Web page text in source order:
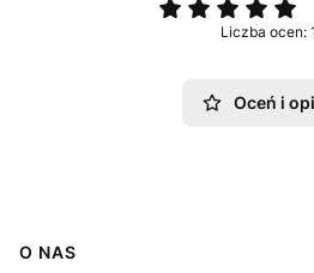
Liczba ocen: 1
Oceń i
Linki w stopce
O NAS